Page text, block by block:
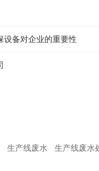
设备对企业的重要性
生产线废水 生产线废水